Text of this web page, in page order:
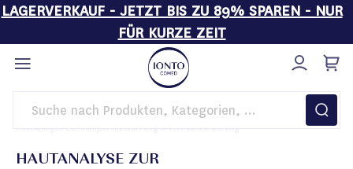
LAGERVERKAUF - JETZT BIS ZU 89% SPAREN - NUR
FÜR KURZE ZEIT
Direkt
zum
Inhalt
Startseite Magazin
Business Insights
HAUTANALYSE ZUR